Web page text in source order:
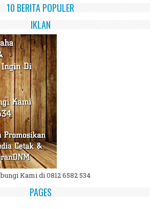
10 BERITA POPULER
IKLAN
Kami di 0812 6582 534
PAGES